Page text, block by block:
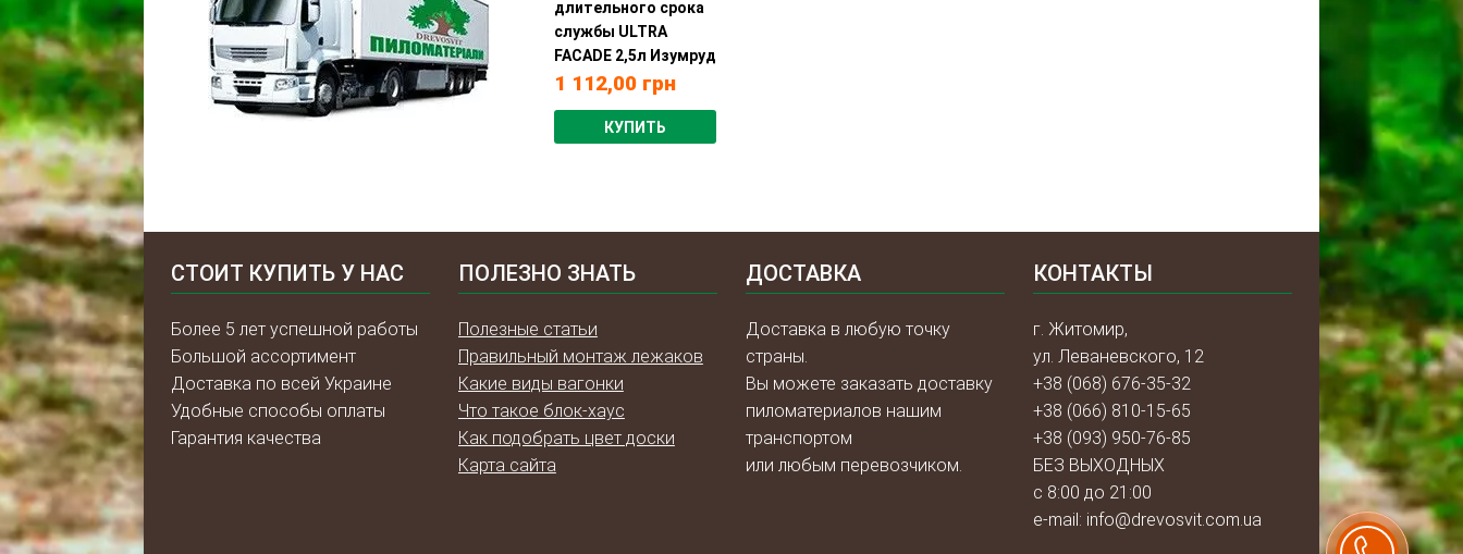
длительного срока
службы ULTRA
FACADE 2,5л Изумруд
1 112,00грн
КУПИТЬ
СТОИТ КУПИТЬ У НАС
Более 5 лет успешной работы
Большой ассортимент
Доставка по всей Украине
Удобные способы оплаты
Гарантия качества
ПОЛЕЗНО ЗНАТЬ
Полезные статьи
Правильный монтаж лежаков
Какие виды вагонки
Что такое блок-хаус
Как подобрать цвет доски
Карта сайта
ДОСТАВКА
Доставка в любую точку
страны.
Вы можете заказать доставку
пиломатериалов нашим
транспортом
или любым перевозчиком.
КОНТАКТЫ
г. Житомир,
ул. Леваневского, 12
+38 (068) 676-35-32
+38 (066) 810-15-65
+38 (093) 950-76-85
БЕЗ ВЫХОДНЫХ
с 8:00 до 21:00
e-mail: info@drevosvit.com.ua